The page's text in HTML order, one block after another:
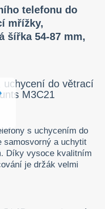
telefonu do
mřížky,
šířka 54-87 mm,
s uchycením do
a uchytit
Díky vysoce kvalitním
je držák velmi